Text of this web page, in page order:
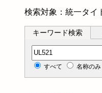
検索対象：統一タイ
キーワード検索
分類記号検索
すべて 名称のみ